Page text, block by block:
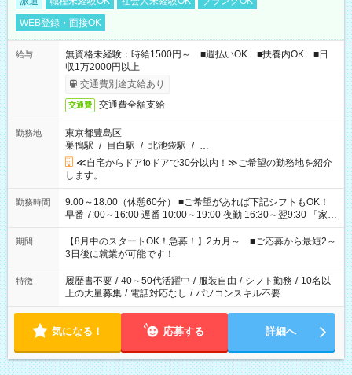
WEB登録・面接OK
給与
無資格未経験：時給1500円～ ■週払いOK ■扶養内OK ■日
収1万2000円以上
交通費別途支給あり
交通費 交通費全額支給
勤務地
東京都豊島区
巣鴨駅 / 目白駅 / 北池袋駅 / …
≪自宅からドアtoドアで30分以内！≫ご希望の勤務地を紹介
します。
勤務時間
9:00～18:00（休憩60分） ■ご希望があれば下記シフトもOK！
早番 7:00～16:00 遅番 10:00～19:00 夜勤 16:30～翌9:30 「家族
と休みを合わせたい」 「余裕を持って夕飯の準備がしたい」
「できれば残業はしたくない」 など、ご希望を教えてください
ね。 ※Wワーク希望の方へ 今ご覧のお仕事で希望する勤務時間
と、もう1つのお仕事の勤務時間。 合計で週40時間を超える場
合は応募できません。
期間
【8月中のスタートOK！急募！】2カ月～ ■ご応募から最短2～
3日後に就業が可能です！
特徴 履歴書不要 / 40～50代活躍中 / 服装自由 / シフト勤務 / 10名以
上の大量募集 / 電話対応なし / パソコンスキル不要
気になる！ 応募する 詳細へ